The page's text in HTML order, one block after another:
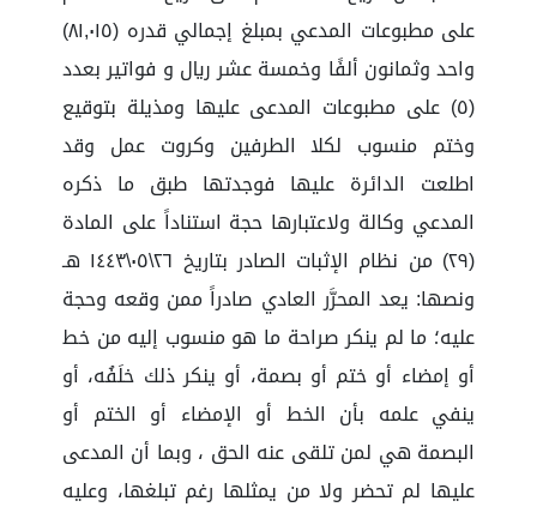
على مطبوعات المدعي بمبلغ إجمالي قدره (٨١,٠١٥)
واحد وثمانون ألفًا وخمسة عشر ريال و فواتير بعدد
(٥) على مطبوعات المدعى عليها ومذيلة بتوقيع
وختم منسوب لكلا الطرفين وكروت عمل وقد
اطلعت الدائرة عليها فوجدتها طبق ما ذكره
المدعي وكالة ولاعتبارها حجة استناداً على المادة
(٢٩) من نظام الإثبات الصادر بتاريخ ٢٦\٠٥\١٤٤٣ هـ
ونصها: يعد المحرَّر العادي صادراً ممن وقعه وحجة
عليه؛ ما لم ينكر صراحة ما هو منسوب إليه من خط
أو إمضاء أو ختم أو بصمة، أو ينكر ذلك خلَفُه، أو
ينفي علمه بأن الخط أو الإمضاء أو الختم أو
البصمة هي لمن تلقى عنه الحق ، وبما أن المدعى
عليها لم تحضر ولا من يمثلها رغم تبلغها، وعليه